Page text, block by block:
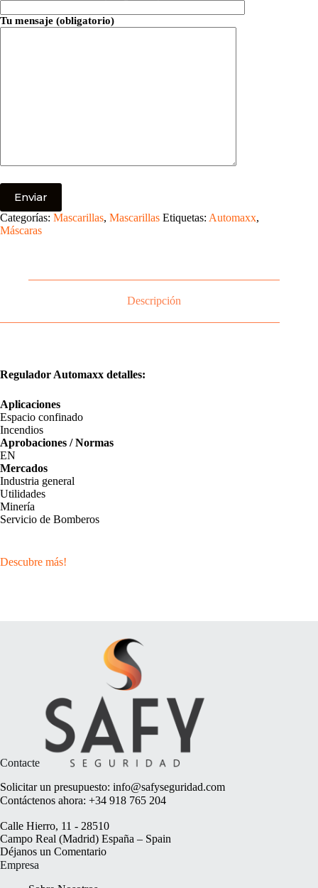
Tu mensaje (obligatorio)
Categorías: Mascarillas, Mascarillas Etiquetas: Automaxx,
Máscaras
Descripción
Regulador Automaxx detalles:
Aplicaciones
Espacio confinado
Incendios
Aprobaciones / Normas
EN
Mercados
Industria general
Utilidades
Minería
Servicio de Bomberos
Descubre más!
Contacte
Solicitar un presupuesto: info@safyseguridad.com
Contáctenos ahora: +34 918 765 204
Calle Hierro, 11 - 28510
Campo Real (Madrid) España – Spain
Déjanos un Comentario
Empresa